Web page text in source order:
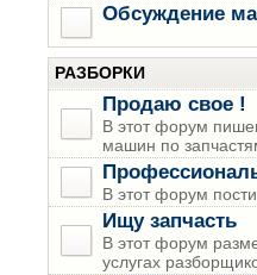
Обсуждение
РАЗБОРКИ
Продаю свое !
В этот форум
машин по
В этот форум
Ищу запчасть
В этот форум
услугах